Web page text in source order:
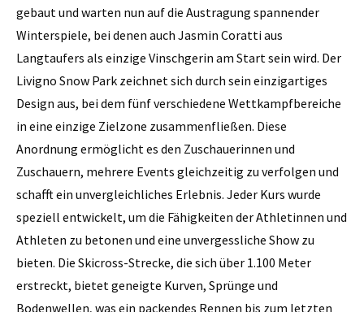
gebaut und warten nun auf die Austragung spannender
Winterspiele, bei denen auch Jasmin Coratti aus
Langtaufers als einzige Vinschgerin am Start sein wird. Der
Livigno Snow Park zeichnet sich durch sein einzigartiges
Design aus, bei dem fünf verschiedene Wettkampfbereiche
in eine einzige Zielzone zusammenfließen. Diese
Anordnung ermöglicht es den Zuschauerinnen und
Zuschauern, mehrere Events gleichzeitig zu verfolgen und
schafft ein unvergleichliches Erlebnis. Jeder Kurs wurde
speziell entwickelt, um die Fähigkeiten der Athletinnen und
Athleten zu betonen und eine unvergessliche Show zu
bieten. Die Skicross-Strecke, die sich über 1.100 Meter
erstreckt, bietet geneigte Kurven, Sprünge und
Bodenwellen, was ein packendes Rennen bis zum letzten